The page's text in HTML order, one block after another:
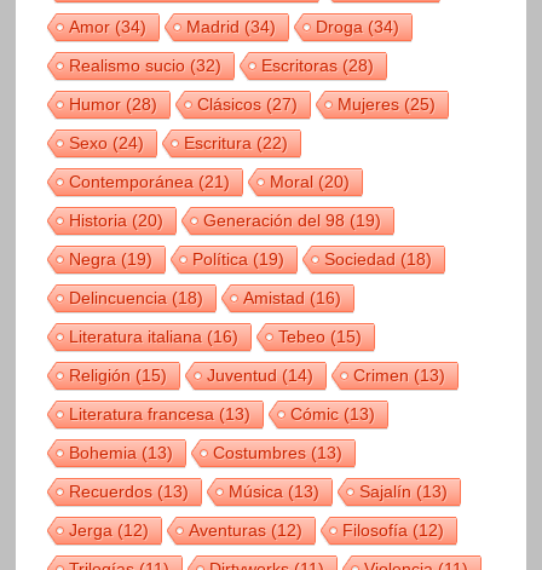
Amor(34) Madrid(34) Droga(34)
Realismo sucio(32) Escritoras(28)
Humor(28) Clásicos(27) Mujeres(25)
Sexo(24) Escritura(22)
Contemporánea(21) Moral(20)
Historia(20) Generación del 98(19)
Negra(19) Política(19) Sociedad(18)
Delincuencia(18) Amistad(16)
Literatura italiana(16) Tebeo(15)
Religión(15) Juventud(14) Crimen(13)
Literatura francesa(13) Cómic(13)
Bohemia(13) Costumbres(13)
Recuerdos(13) Música(13) Sajalín(13)
Jerga(12) Aventuras(12) Filosofía(12)